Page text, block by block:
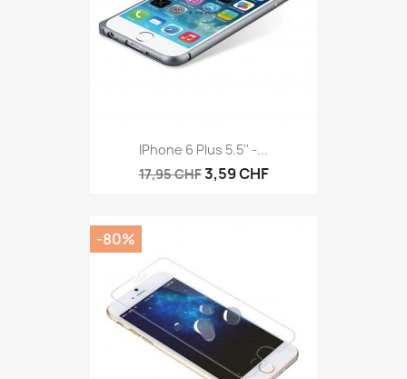
IPhone 6 Plus 5.5'' -...
17,95 CHF3,59 CHF
-80%